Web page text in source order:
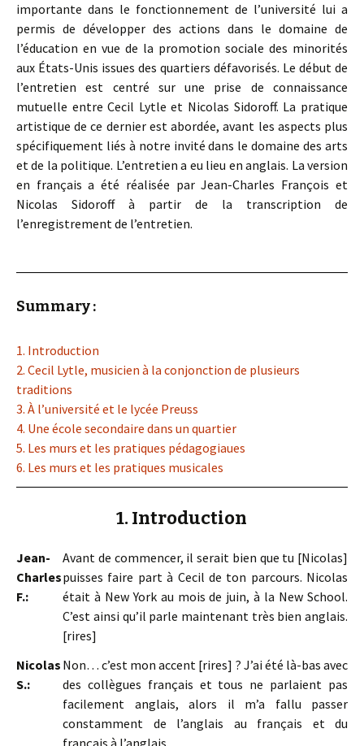
importante dans le fonctionnement de l’université lui a
permis de développer des actions dans le domaine de
l’éducation en vue de la promotion sociale des minorités
aux États-Unis issues des quartiers défavorisés. Le début de
l’entretien est centré sur une prise de connaissance
mutuelle entre Cecil Lytle et Nicolas Sidoroff. La pratique
artistique de ce dernier est abordée, avant les aspects plus
spécifiquement liés à notre invité dans le domaine des arts
et de la politique. L’entretien a eu lieu en anglais. La version
en français a été réalisée par Jean-Charles François et
Nicolas Sidoroff à partir de la transcription de
l’enregistrement de l’entretien.
Summary :
1. Introduction
2. Cecil Lytle, musicien à la conjonction de plusieurs
traditions
3. À l’université et le lycée Preuss
4. Une école secondaire dans un quartier
5. Les murs et les pratiques pédagogiaues
6. Les murs et les pratiques musicales
1. Introduction
Jean-
Charles
F.:
Avant de commencer, il serait bien que tu [Nicolas]
puisses faire part à Cecil de ton parcours. Nicolas
était à New York au mois de juin, à la New School.
C’est ainsi qu’il parle maintenant très bien anglais.
[rires]
Nicolas
S.:
Non… c’est mon accent [rires] ? J’ai été là-bas avec
des collègues français et tous ne parlaient pas
facilement anglais, alors il m’a fallu passer
constamment de l’anglais au français et du
français à l’anglais.